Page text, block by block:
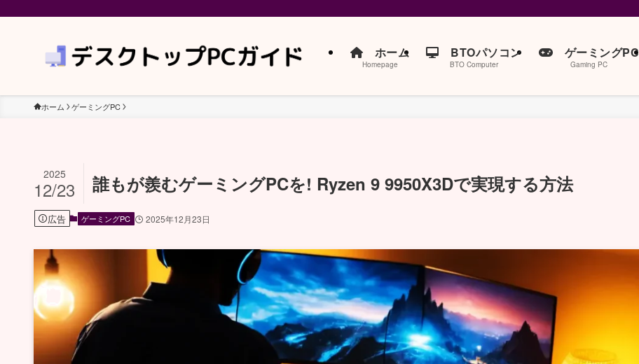
ホーム
Homepage
BTOパソコン
BTO Computer
ゲーミングPC
Gaming PC
ホーム ゲーミングPC
誰もが羨むゲーミングPCを! Ryzen 9 9950X3Dで実現する方法
2025
12/23
広告 ゲーミングPC 2025年12月23日